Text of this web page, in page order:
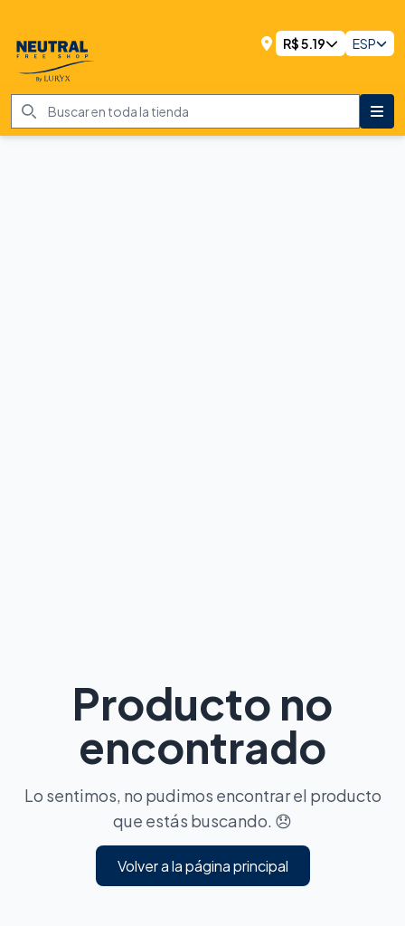
R$5.19 ESP
Producto no
encontrado
Lo sentimos, no pudimos encontrar el producto
que estás buscando. 😞
Volver a la página principal